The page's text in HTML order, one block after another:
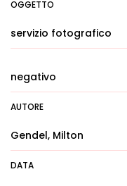
OGGETTO
servizio fotografico
negativo
AUTORE
Gendel, Milton
DATA